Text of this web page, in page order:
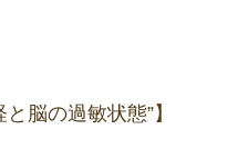
脳の過敏状態”】